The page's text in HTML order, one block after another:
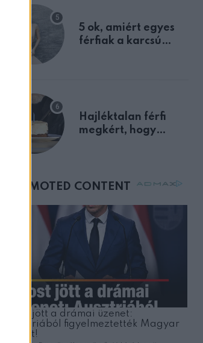
5 ok, amiért egyes
férfiak a karcsú
Hajléktalan férfi
megkért, hogy
mellettem ült az első